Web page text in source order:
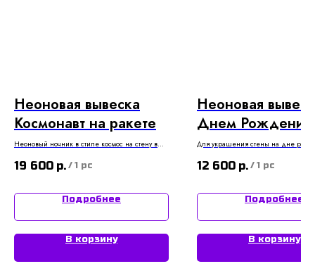
Неоновая вывеска
Космонавт на ракете
Неоновый ночник в стиле космос на стену в
19 600 р./1 pc
Подробнее
В корзину
Неоновая
Днем
две строчки
Для украшения стены на дне
12 600 р./1 pc
Подробнее
В корзину